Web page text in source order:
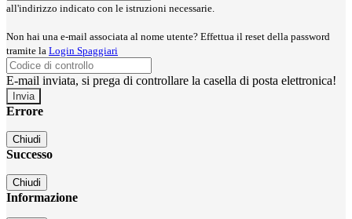
all'indirizzo indicato con le istruzioni necessarie.
Non hai una e-mail associata al nome utente? Effettua il reset della password
tramite la Login Spaggiari
E-mail inviata, si prega di controllare la casella di posta elettronica!
Errore
Chiudi
Successo
Chiudi
Informazione